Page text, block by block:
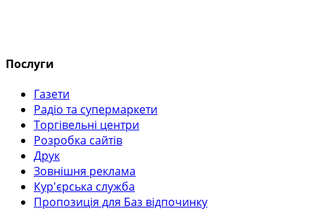
Послуги
Газети
Радіо та супермаркети
Торгівельні центри
Розробка сайтів
Друк
Зовнішня реклама
Кур'єрська служба
Пропозиція для Баз відпочинку